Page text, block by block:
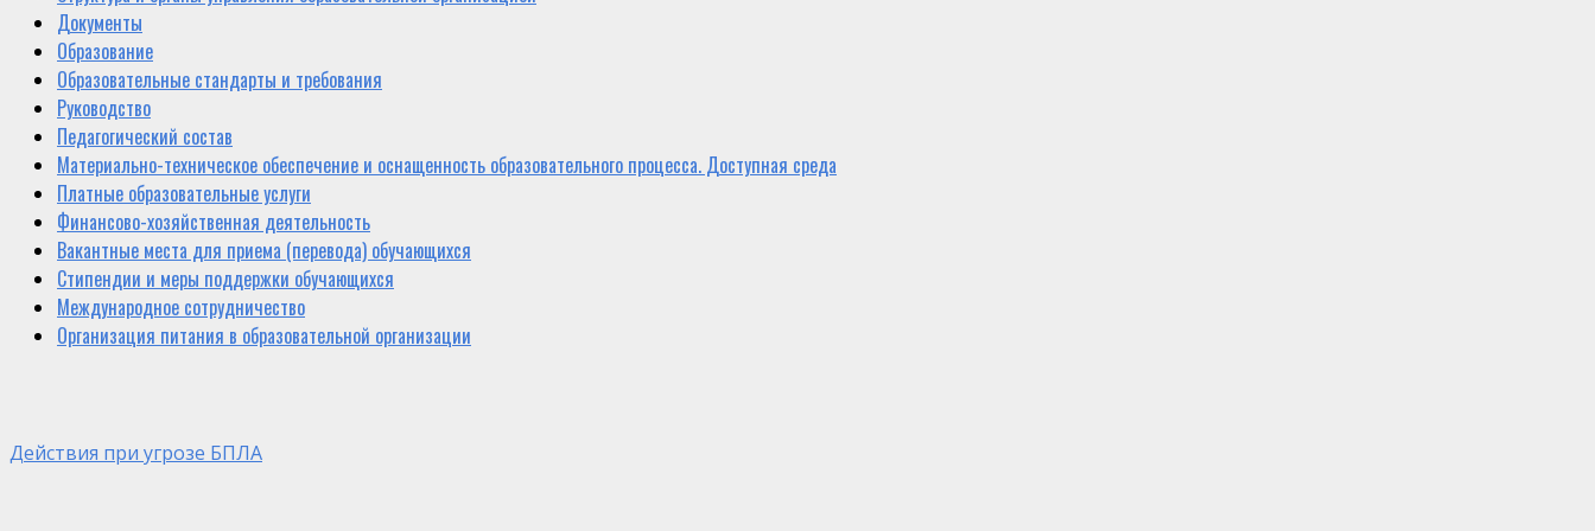
Документы
Образование
Образовательные стандарты и требования
Руководство
Педагогический состав
Материально-техническое обеспечение и оснащенность образовательного процесса. Доступная среда
Платные образовательные услуги
Финансово-хозяйственная деятельность
Вакантные места для приема (перевода) обучающихся
Стипендии и меры поддержки обучающихся
Международное сотрудничество
Организация питания в образовательной организации
Действия при угрозе БПЛА